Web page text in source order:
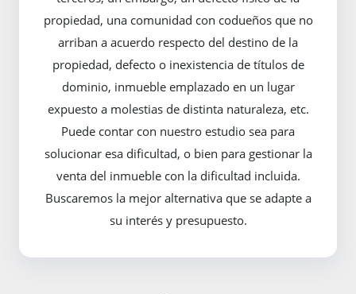
propiedad, una comunidad con codueños que no
arriban a acuerdo respecto del destino de la
propiedad, defecto o inexistencia de títulos de
dominio, inmueble emplazado en un lugar
expuesto a molestias de distinta naturaleza, etc.
Puede contar con nuestro estudio sea para
solucionar esa dificultad, o bien para gestionar la
venta del inmueble con la dificultad incluida.
Buscaremos la mejor alternativa que se adapte a
su interés y presupuesto.